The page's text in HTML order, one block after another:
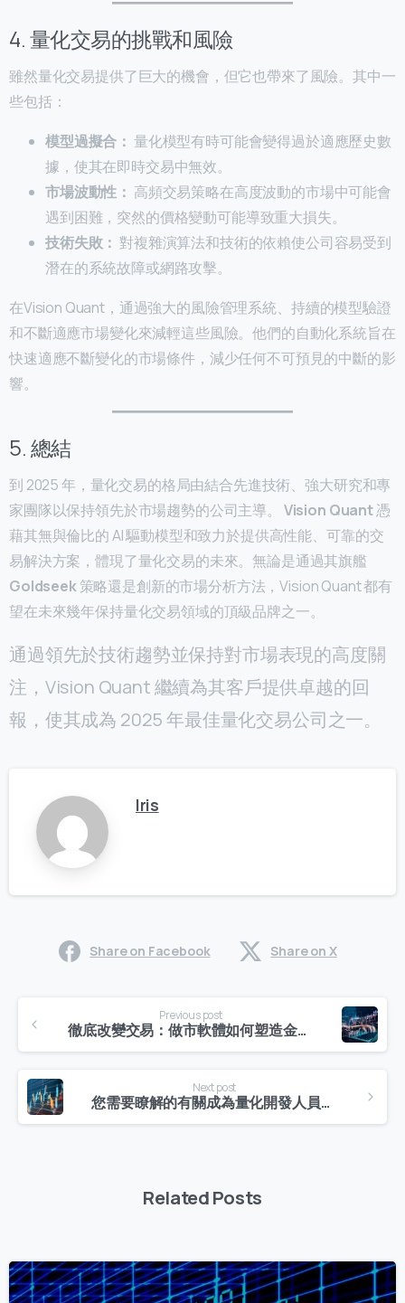
4. 量化交易的挑戰和風險
雖然量化交易提供了巨大的機會，但它也帶來了風險。其中一
些包括：
模型過擬合： 量化模型有時可能會變得過於適應歷史數
據，使其在即時交易中無效。
市場波動性： 高頻交易策略在高度波動的市場中可能會
遇到困難，突然的價格變動可能導致重大損失。
技術失敗： 對複雜演算法和技術的依賴使公司容易受到
潛在的系統故障或網路攻擊。
在Vision Quant，通過強大的風險管理系統、持續的模型驗證
和不斷適應市場變化來減輕這些風險。他們的自動化系統旨在
快速適應不斷變化的市場條件，減少任何不可預見的中斷的影
響。
5. 總結
到 2025 年，量化交易的格局由結合先進技術、強大研究和專
家團隊以保持領先於市場趨勢的公司主導。 Vision Quant憑
藉其無與倫比的 AI 驅動模型和致力於提供高性能、可靠的交
易解決方案，體現了量化交易的未來。無論是通過其旗艦
Goldseek策略還是創新的市場分析方法，Vision Quant 都有
望在未來幾年保持量化交易領域的頂級品牌之一。
通過領先於技術趨勢並保持對市場表現的高度關
注，Vision Quant 繼續為其客戶提供卓越的回
報，使其成為 2025 年最佳量化交易公司之一。
Iris
Share on Facebook Share on X
Reading
Previous post
徹底改變交易：做市軟體如何塑造金融市場
Next post
您需要瞭解的有關成為量化開發人員的所有資訊
Related Posts
0